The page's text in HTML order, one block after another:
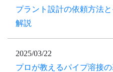
プラント設計の依頼方法
解説
2025/03/22
プロが教えるパイプ溶接